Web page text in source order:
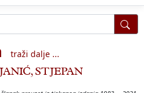
traži dalje ...
STJEPAN